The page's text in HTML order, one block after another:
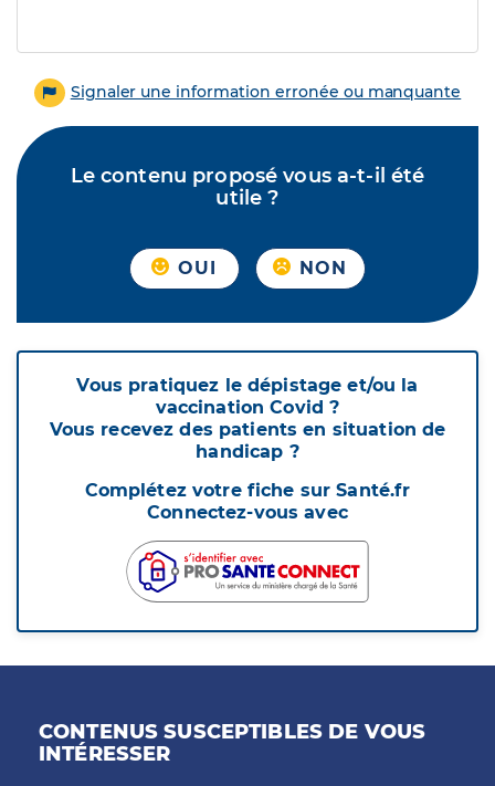
Signaler une information erronée ou manquante
Le contenu proposé vous a-t-il été
utile ?
OUI NON
Vous pratiquez le dépistage et/ou la
vaccination Covid ?
Vous recevez des patients en situation de
handicap ?
Complétez votre fiche sur Santé.fr
Connectez-vous avec
CONTENUS SUSCEPTIBLES DE VOUS
INTÉRESSER